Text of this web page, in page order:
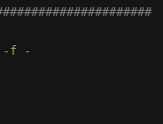
-f -